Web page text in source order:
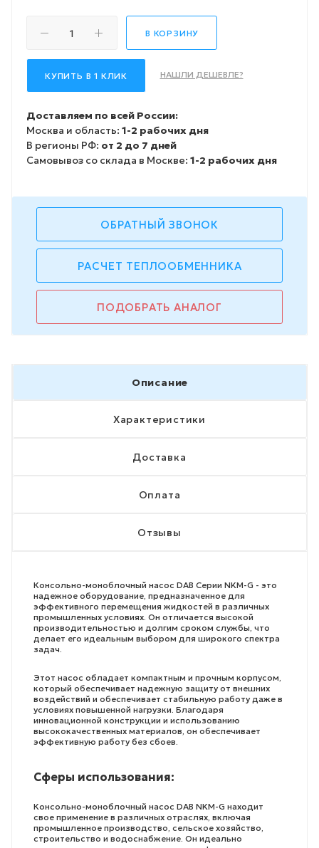
В КОРЗИНУ
КУПИТЬ В 1 КЛИК НАШЛИ ДЕШЕВЛЕ?
Доставляем по всей России:
Москва и область: 1-2 рабочих дня
В регионы РФ: от 2 до 7 дней
Самовывоз со склада в Москве: 1-2 рабочих дня
ОБРАТНЫЙ ЗВОНОК
РАСЧЕТ ТЕПЛООБМЕННИКА
ПОДОБРАТЬ АНАЛОГ
Описание
Характеристики
Доставка
Оплата
Отзывы
Консольно-моноблочный насос DAB Серии NKM-G - это
надежное оборудование, предназначенное для
эффективного перемещения жидкостей в различных
промышленных условиях. Он отличается высокой
производительностью и долгим сроком службы, что
делает его идеальным выбором для широкого спектра
задач.
Этот насос обладает компактным и прочным корпусом,
который обеспечивает надежную защиту от внешних
воздействий и обеспечивает стабильную работу даже в
условиях повышенной нагрузки. Благодаря
инновационной конструкции и использованию
высококачественных материалов, он обеспечивает
эффективную работу без сбоев.
Сферы использования:
Консольно-моноблочный насос DAB NKM-G находит
свое применение в различных отраслях, включая
промышленное производство, сельское хозяйство,
строительство и водоснабжение. Он идеально